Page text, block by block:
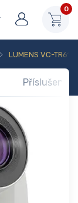
0
LUMENS VC-TR61